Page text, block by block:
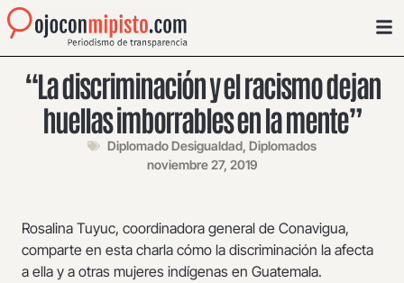
“La discriminación y el racismo dejan
huellas imborrables en la mente”
Diplomado Desigualdad, Diplomados
noviembre 27, 2019
Rosalina Tuyuc, coordinadora general de Conavigua,
comparte en esta charla cómo la discriminación la afecta
a ella y a otras mujeres indígenas en Guatemala.